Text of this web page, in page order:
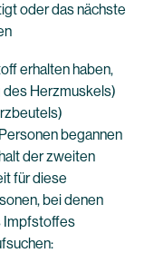
oder das nächste
erhalten haben,
Herzmuskels)
begannen
der zweiten
für diese
bei denen
Impfstoffes